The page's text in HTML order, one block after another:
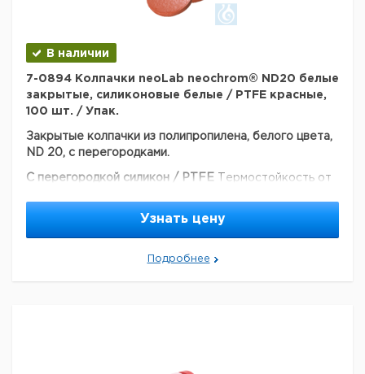
В наличии
7-0894 Колпачки neoLab neochrom® ND20 белые
закрытые, силиконовые белые / PTFE красные,
100 шт. / Упак.
Закрытые колпачки из полипропилена, белого цвета,
ND 20, с перегородками.
С перегородкой силикон / PTFE
Термостойкость от
Силикон белый / PTFE красный= 1,3 мм толщиной,
Данные для перевозки (реальные данные могут
Узнать цену
Подробнее